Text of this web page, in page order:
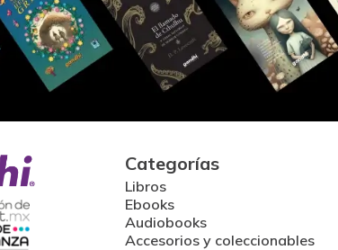
Categorías
Libros
Ebooks
Audiobooks
Accesorios y coleccionables